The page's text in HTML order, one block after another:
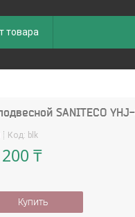
товара
SANITECO
Код: blk
₸
Купить